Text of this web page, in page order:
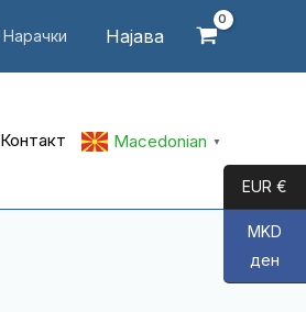
Нарачки Најава
Контакт Macedonian ▼
EUR €
MKD
ден